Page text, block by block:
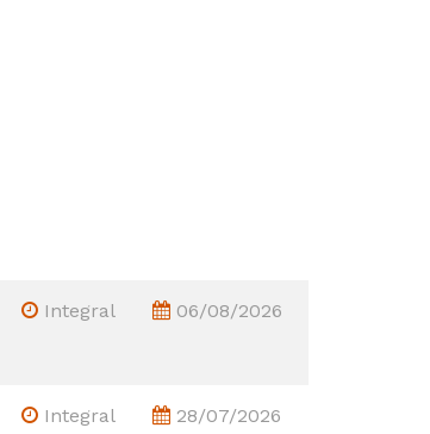
Integral 06/08/2026
Integral 28/07/2026